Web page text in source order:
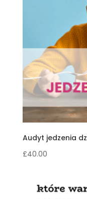
Audyt jedzenia
£40.00